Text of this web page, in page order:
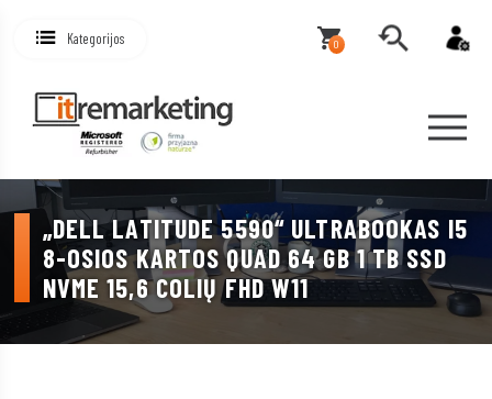
Kategorijos 0
„DELL LATITUDE 5590“ ULTRABOOKAS I5
8-OSIOS KARTOS QUAD 64 GB 1 TB SSD
NVME 15,6 COLIŲ FHD W11